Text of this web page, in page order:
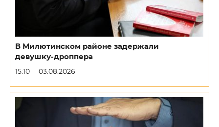
В Милютинском районе задержали
девушку-дроппера
15:10 03.08.2026